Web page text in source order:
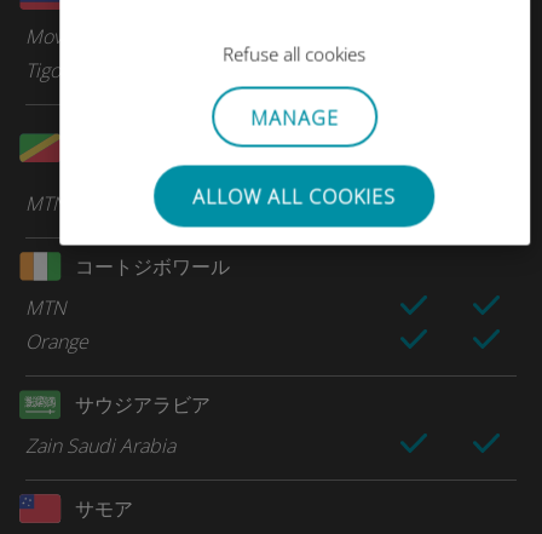
Refuse all cookies
MANAGE
ALLOW ALL COOKIES
Movistar
Tigo
コンゴ共和国(ブラザ
MTN
コートジボワール
MTN
Orange
サウジアラビア
Zain Saudi Arabia
サモア